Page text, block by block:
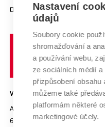
E-přihláška
Doktorské studium
Podpora podnikání
Mezinárodní vědecká rada
Systém zajišťování kvality
Výzkumné infrastruktury
Transfer znalostí
Open Science
Projekty
Projekty ze strukturálních
Zahraniční spolupráce
Spolupráce se školami
Služby univerzity
Mezinárodní dohody
Univerzitní sítě
O UNIVERZITĚ
Profil univerzity
Udržitelná univerzita
Podnikavá univerzita /
Bezpečná univerzita
Vyznamenání
Organizační struktura
VYSOKÉ UČENÍ TECHNICKÉ
Antonínská 548/1
602 00 Brno
Nastavení
údajů
Soubory cookie
shromažďování a
a používání webu,
ze sociálních médií a
přizpůsobení obsahu
můžeme také
platformám některé
marketingové účely.